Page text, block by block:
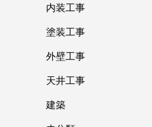
内装工事
塗装工事
外壁工事
天井工事
建築